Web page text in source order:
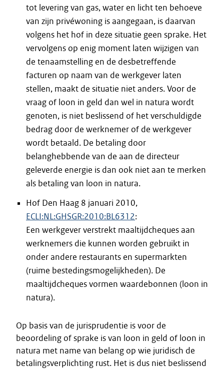
tot levering van gas, water en licht ten behoeve
van zijn privéwoning is aangegaan, is daarvan
volgens het hof in deze situatie geen sprake. Het
vervolgens op enig moment laten wijzigen van
de tenaamstelling en de desbetreffende
facturen op naam van de werkgever laten
stellen, maakt de situatie niet anders. Voor de
vraag of loon in geld dan wel in natura wordt
genoten, is niet beslissend of het verschuldigde
bedrag door de werknemer of de werkgever
wordt betaald. De betaling door
belanghebbende van de aan de directeur
geleverde energie is dan ook niet aan te merken
als betaling van loon in natura.
Hof Den Haag 8 januari 2010,
ECLI:NL:GHSGR:2010:BL6312:
Een werkgever verstrekt maaltijdcheques aan
werknemers die kunnen worden gebruikt in
onder andere restaurants en supermarkten
(ruime bestedingsmogelijkheden). De
maaltijdcheques vormen waardebonnen (loon in
natura).
Op basis van de jurisprudentie is voor de
beoordeling of sprake is van loon in geld of loon in
natura met name van belang op wie juridisch de
betalingsverplichting rust. Het is dus niet beslissend